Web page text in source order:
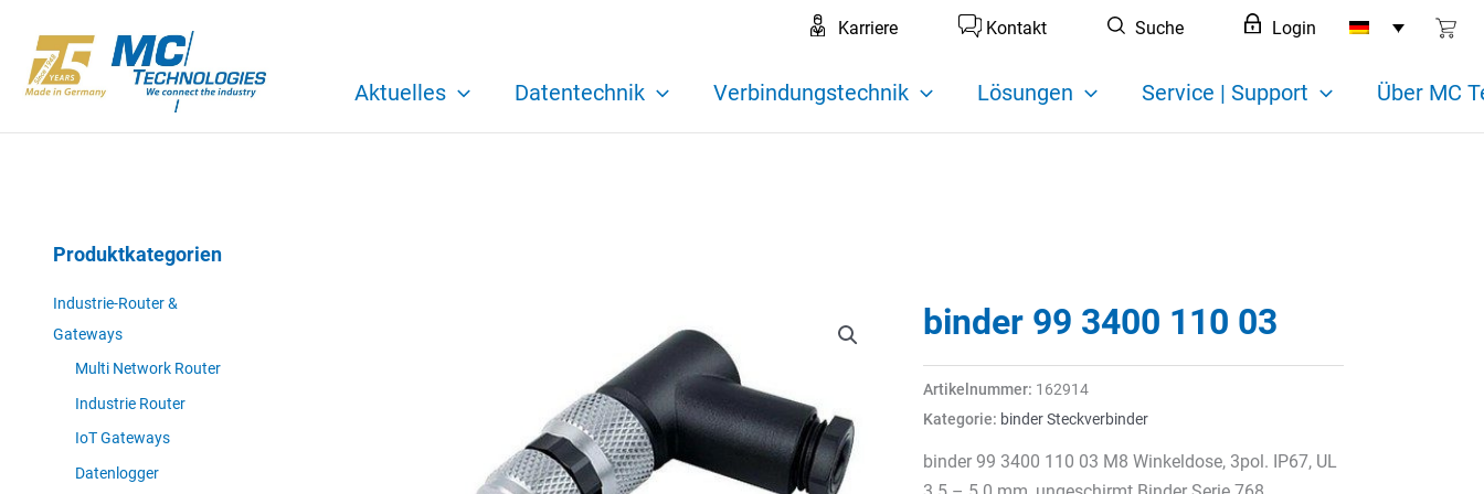
Inhalt
springen
Karriere Kontakt Suche Login
Aktuelles Datentechnik Verbindungstechnik Lösungen Service | Support Über MC
Produktkategorien
Industrie-Router &
Gateways
Multi Network Router
Industrie Router
IoT Gateways
Datenlogger
binder 99 3400 110 03
Artikelnummer: 162914
Kategorie: binder Steckverbinder
binder 99 3400 110 03 M8 Winkeldose, 3pol. IP67, UL